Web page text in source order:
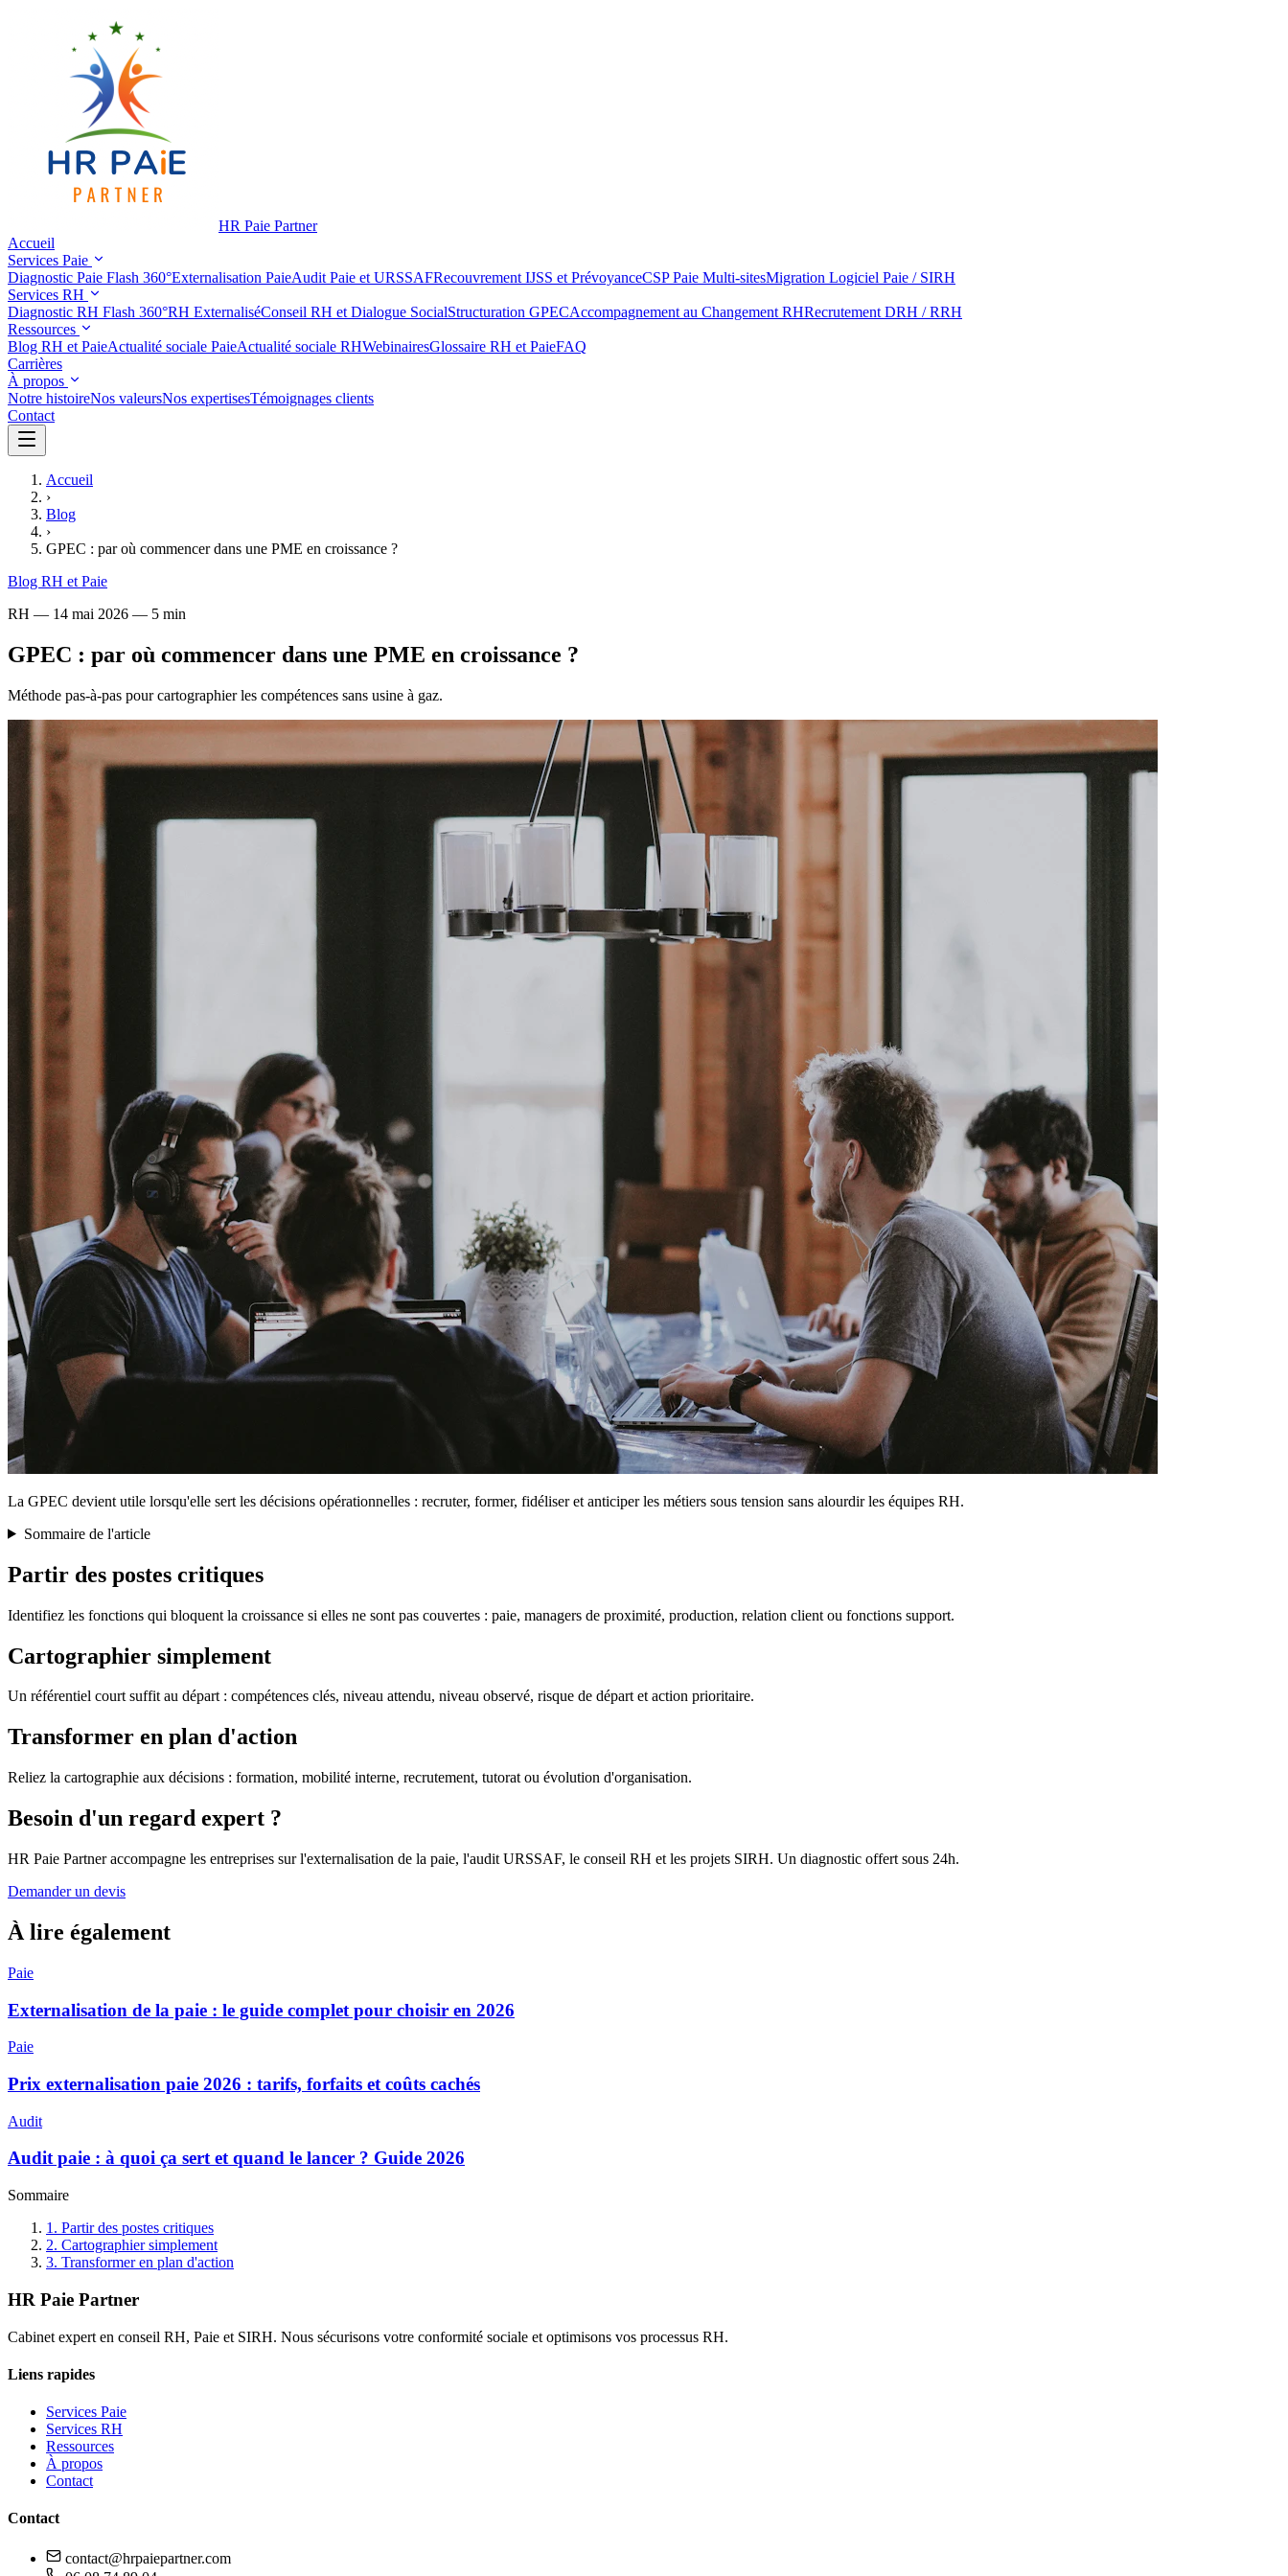
HR Paie Partner
Accueil
Services Paie
Diagnostic Paie Flash 360°Externalisation PaieAudit Paie et URSSAFRecouvrement IJSS et PrévoyanceCSP Paie Multi-sitesMigration Logiciel Paie / SIRH
Services RH
Diagnostic RH Flash 360°RH ExternaliséConseil RH et Dialogue SocialStructuration GPECAccompagnement au Changement RHRecrutement DRH / RRH
Ressources
Blog RH et PaieActualité sociale PaieActualité sociale RHWebinairesGlossaire RH et PaieFAQ
Carrières
À propos
Notre histoireNos valeursNos expertisesTémoignages clients
Contact
Accueil
›
Blog
›
GPEC : par où commencer dans une PME en croissance ?
Blog RH et Paie
RH — 14 mai 2026 — 5 min
GPEC : par où commencer dans une PME en croissance ?
Méthode pas-à-pas pour cartographier les compétences sans usine à gaz.
La GPEC devient utile lorsqu'elle sert les décisions opérationnelles : recruter, former, fidéliser et anticiper les métiers sous tension sans alourdir les équipes RH.
Sommaire de l'article
Partir des postes critiques
Identifiez les fonctions qui bloquent la croissance si elles ne sont pas couvertes : paie, managers de proximité, production, relation client ou fonctions support.
Cartographier simplement
Un référentiel court suffit au départ : compétences clés, niveau attendu, niveau observé, risque de départ et action prioritaire.
Transformer en plan d'action
Reliez la cartographie aux décisions : formation, mobilité interne, recrutement, tutorat ou évolution d'organisation.
Besoin d'un regard expert ?
HR Paie Partner accompagne les entreprises sur l'externalisation de la paie, l'audit URSSAF, le conseil RH et les projets SIRH. Un diagnostic offert sous 24h.
Demander un devis
À lire également
Paie
Externalisation de la paie : le guide complet pour choisir en 2026
Paie
Prix externalisation paie 2026 : tarifs, forfaits et coûts cachés
Audit
Audit paie : à quoi ça sert et quand le lancer ? Guide 2026
Sommaire
1 . Partir des postes critiques
2. Cartographier simplement
3. Transformer en plan d'action
HR Paie Partner
Cabinet expert en conseil RH, Paie et SIRH. Nous sécurisons votre conformité sociale et optimisons vos processus RH.
Liens rapides
Services Paie
Services RH
Ressources
À propos
Contact
Contact
contact@hrpaiepartner.com